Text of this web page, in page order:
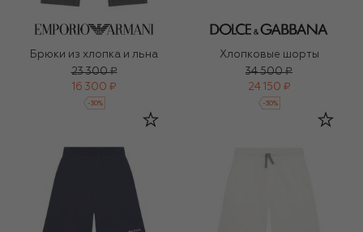
Брюки из хлопка и льна
23 300 ₽
16 300 ₽
-30%
Хлопковые шорты
34 500 ₽
24 150 ₽
-30%